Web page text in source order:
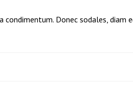
Donec sodales,